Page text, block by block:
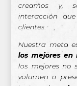
creamos y,
interacción
clientes.
Nuestra meta
los mejores en
los mejores no
volumen o